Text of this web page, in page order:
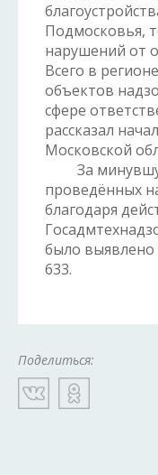
Подмосковья,
нарушений от
Всего в
объектов
сфере
рассказал
Московской
За
проведённых
благодаря
было выявлено
633.
Поделиться: